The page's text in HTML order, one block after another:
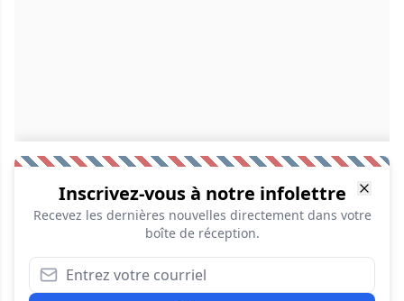
Inscrivez-vous à notre infolettre
Recevez les dernières nouvelles directement dans votre
boîte de réception.